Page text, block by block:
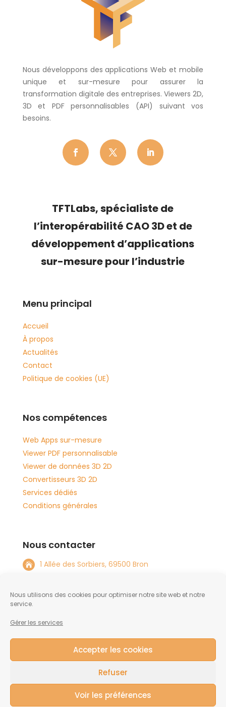
Nous utilisons des cookies pour optimiser notre site web et notre
service.
Gérer les services
Accepter les cookies
Refuser
Voir les préférences
Nous développons des applications Web et mobile
unique et sur-mesure pour assurer la
transformation digitale des entreprises. Viewers 2D,
3D et PDF personnalisables (API) suivant vos
besoins.
TFTLabs, spécialiste de
l’interopérabilité CAO 3Det de
développement d’applications
sur-mesure pour l’industrie
Menu principal
Accueil
À propos
Actualités
Contact
Politique de cookies (UE)
Nos compétences
Web Apps sur-mesure
Viewer PDF personnalisable
Viewer de données 3D 2D
Convertisseurs 3D 2D
Services dédiés
Conditions générales
Nous contacter
 1 Allée des Sorbiers, 69500 Bron
 info@tftlabs.com